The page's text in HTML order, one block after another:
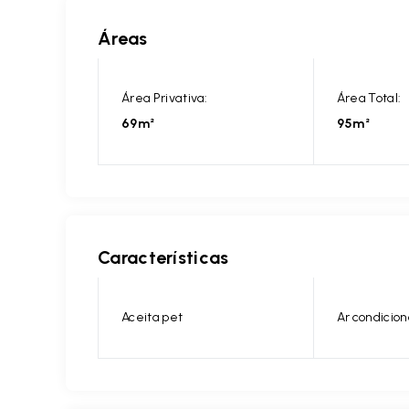
Áreas
Área Privativa:
69m²
Área Total:
95m²
Características
Aceita pet Ar